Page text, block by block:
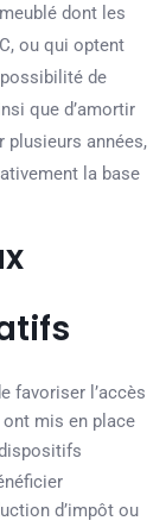
dont les
ou qui optent
de
que d’amortir
plusieurs années,
la base
favoriser l’accès
mis en place
d’impôt ou